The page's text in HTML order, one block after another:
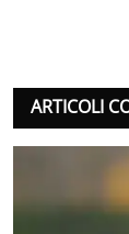
ARTICOLI